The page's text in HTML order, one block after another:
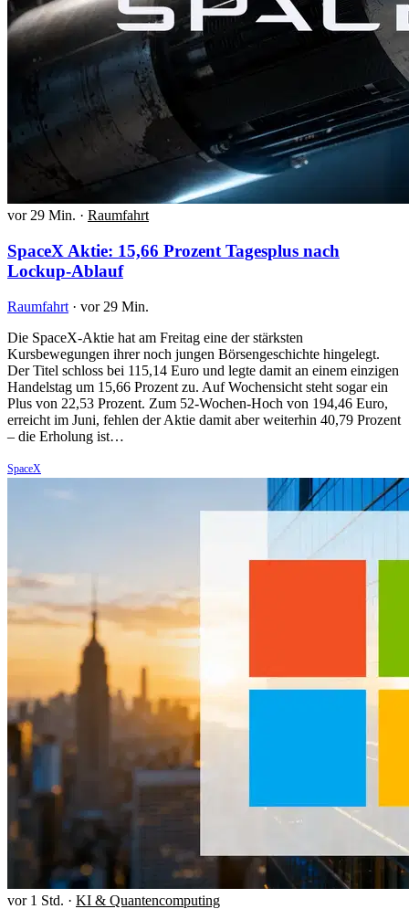
vor 29 Min. · Raumfahrt
SpaceX Aktie: 15,66 Prozent Tagesplus nach
Lockup-Ablauf
Raumfahrt · vor 29 Min.
Die SpaceX-Aktie hat am Freitag eine der stärksten
Kursbewegungen ihrer noch jungen Börsengeschichte hingelegt.
Der Titel schloss bei 115,14 Euro und legte damit an einem einzigen
Handelstag um 15,66 Prozent zu. Auf Wochensicht steht sogar ein
Plus von 22,53 Prozent. Zum 52-Wochen-Hoch von 194,46 Euro,
erreicht im Juni, fehlen der Aktie damit aber weiterhin 40,79 Prozent
– die Erholung ist…
SpaceX
vor 1 Std. · KI & Quantencomputing